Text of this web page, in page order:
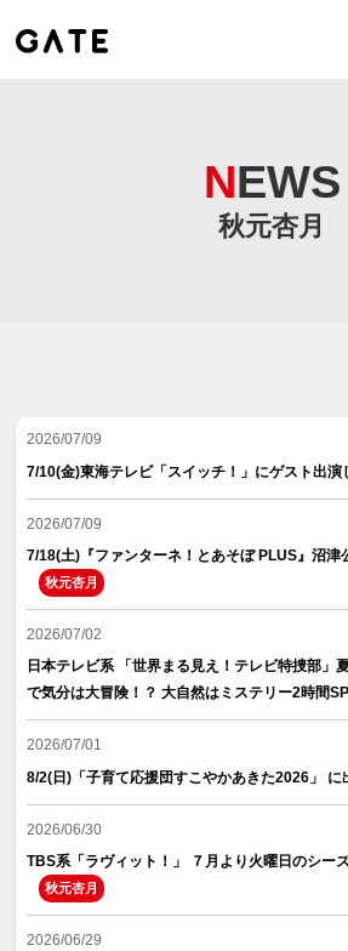
NEWS
秋元杏月
2026/07/09
7/10(金)東海テレビ「スイッチ！」にゲスト出演
2026/07/09
7/18(土)『ファンターネ！とあそぼ PLUS』沼津
秋元杏月
2026/07/02
日本テレビ系 「世界まる見え！テレビ特捜部」
で気分は大冒険！？ 大自然はミステリー2時間
2026/07/01
8/2(日)「子育て応援団すこやかあきた2026」 に
2026/06/30
TBS系「ラヴィット！」 ７月より火曜日のシー
秋元杏月
2026/06/29